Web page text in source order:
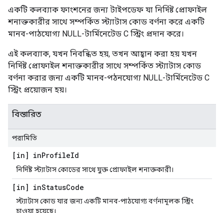
একটি কলব্যাক ফাংশনের জন্য টাইপডেফ যা নির্দিষ্ট প্রোফাইল
শনাক্তকারীর সাথে সম্পর্কিত স্ট্যাটাস কোড বর্ণনা করে একটি
মানব-পাঠযোগ্য NULL-টার্মিনেটেড C স্ট্রিং প্রদান করে।
এই কলব্যাক, যখন নিবন্ধিত হয়, তখন আহ্বান করা হয় যখন
নির্দিষ্ট প্রোফাইল শনাক্তকারীর সাথে সম্পর্কিত স্ট্যাটাস কোড
বর্ণনা করার জন্য একটি মানব-পঠনযোগ্য NULL-টার্মিনেটেড C
স্ট্রিং প্রয়োজন হয়।
বিস্তারিত
পরামিতি
[in] inProfileId
নির্দিষ্ট স্ট্যাটাস কোডের সাথে যুক্ত প্রোফাইল শনাক্তকারী।
[in] inStatusCode
স্ট্যাটাস কোড যার জন্য একটি মানব-পাঠযোগ্য বর্ণনামূলক স্ট্রিং
চাওয়া হয়েছে।